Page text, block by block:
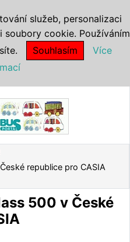
republice pro CASIA
500 v České
služeb, personalizaci
soubory cookie. Používáním
Souhlasím
Více